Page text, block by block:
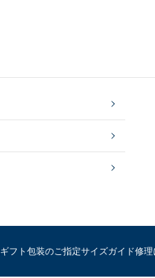
ギフト包装のご指定サイズガイド修理